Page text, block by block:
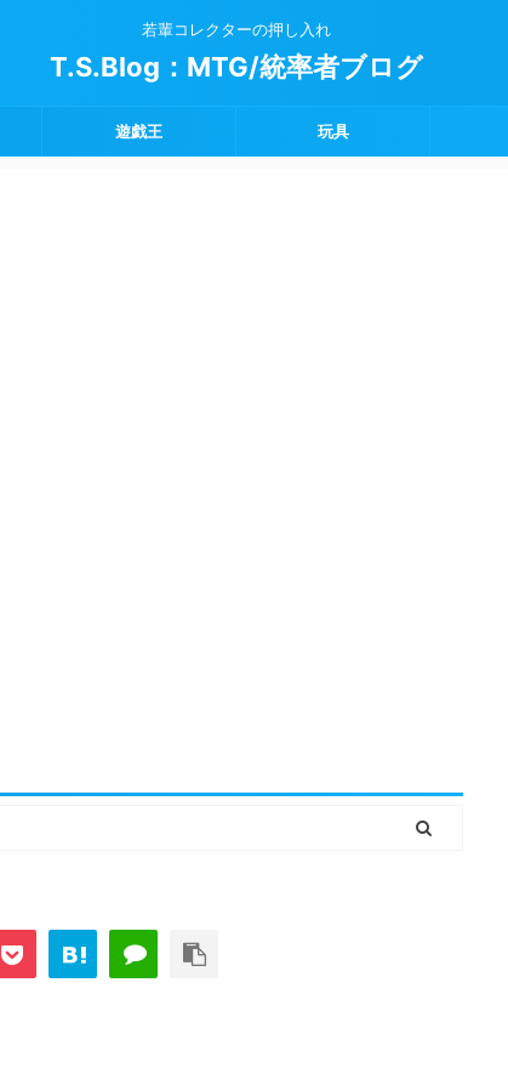
若輩コレクターの押し入れ
T.S.Blog：MTG/統率者ブログ
遊戯王 玩具